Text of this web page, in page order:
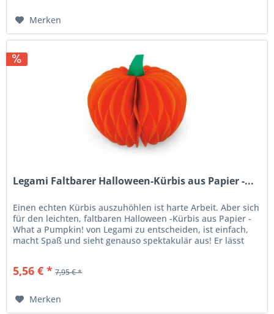
Merken
Legami Faltbarer Halloween-Kürbis aus Papier -...
Einen echten Kürbis auszuhöhlen ist harte Arbeit. Aber sich
für den leichten, faltbaren Halloween -Kürbis aus Papier -
What a Pumpkin! von Legami zu entscheiden, ist einfach,
macht Spaß und sieht genauso spektakulär aus! Er lässt
5,56 € * 7,95 € *
Merken